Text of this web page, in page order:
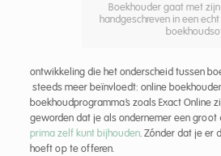
Boekhouder gaat met
handgeschreven in een
ontwikkeling die het onderscheid tussen
steeds meer beïnvloedt: online
boekhoudprogramma’s zoals Exact Online
geworden dat je als ondernemer een groot
prima zelf kunt bijhouden. Zónder dat je er
hoeft op te offeren.